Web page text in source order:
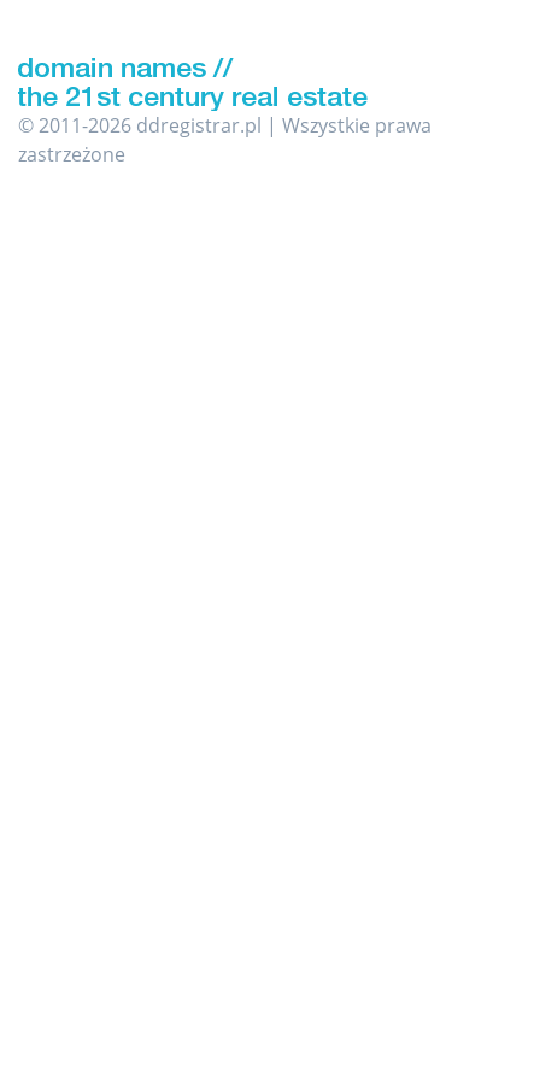
© 2011-2026 ddregistrar.pl | Wszystkie prawa
zastrzeżone